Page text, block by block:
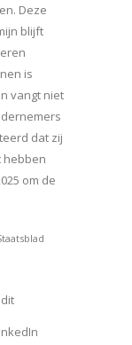
Deze
blijft
is
vangt niet
dat zij
hebben
om de